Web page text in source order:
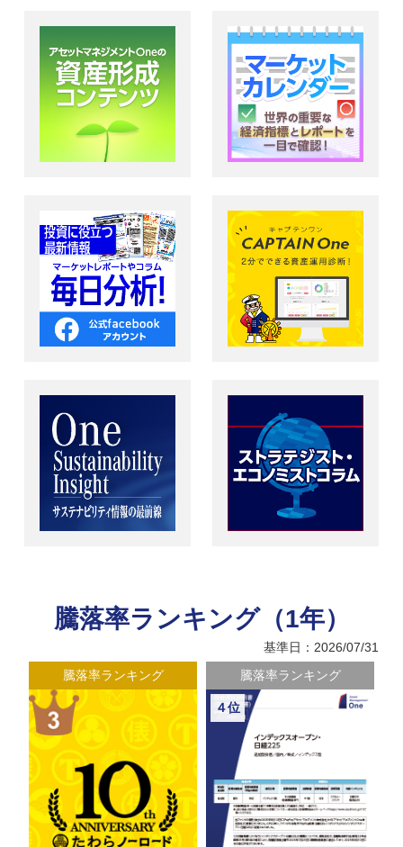
騰落率ランキング（1年）
基準日：2026/07/31
騰落率ランキング
５位
騰落率ランキング
６位